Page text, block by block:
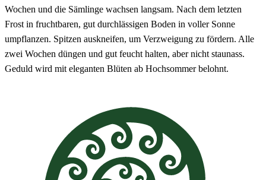
Wochen und die Sämlinge wachsen langsam. Nach dem letzten
Frost in fruchtbaren, gut durchlässigen Boden in voller Sonne
umpflanzen. Spitzen auskneifen, um Verzweigung zu fördern. Alle
zwei Wochen düngen und gut feucht halten, aber nicht staunass.
Geduld wird mit eleganten Blüten ab Hochsommer belohnt.